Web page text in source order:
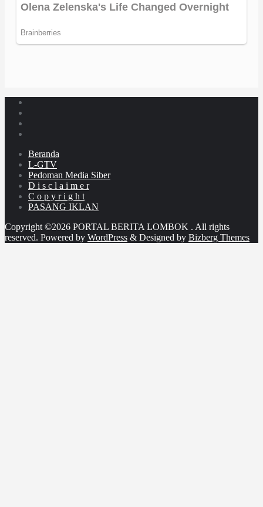
Beranda
L-GTV
Pedoman Media Siber
D i s c l a i m e r
C o p y r i g h t
PASANG IKLAN
Copyright ©2026 PORTAL BERITA LOMBOK . All rights
reserved. Powered by WordPress & Designed by Bizberg Themes